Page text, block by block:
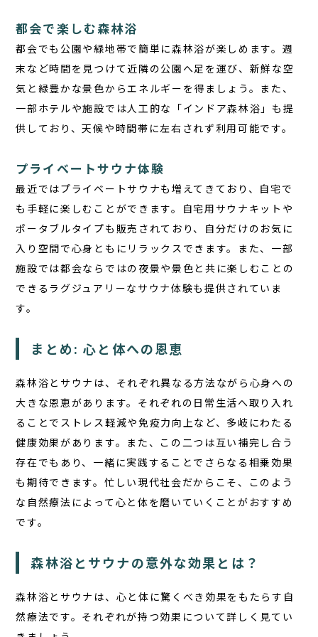
都会で楽しむ森林浴
都会でも公園や緑地帯で簡単に森林浴が楽しめます。週
末など時間を見つけて近隣の公園へ足を運び、新鮮な空
気と緑豊かな景色からエネルギーを得ましょう。また、
一部ホテルや施設では人工的な「インドア森林浴」も提
供しており、天候や時間帯に左右されず利用可能です。
プライベートサウナ体験
最近ではプライベートサウナも増えてきており、自宅で
も手軽に楽しむことができます。自宅用サウナキットや
ポータブルタイプも販売されており、自分だけのお気に
入り空間で心身ともにリラックスできます。また、一部
施設では都会ならではの夜景や景色と共に楽しむことの
できるラグジュアリーなサウナ体験も提供されていま
す。
まとめ: 心と体への恩恵
森林浴とサウナは、それぞれ異なる方法ながら心身への
大きな恩恵があります。それぞれの日常生活へ取り入れ
ることでストレス軽減や免疫力向上など、多岐にわたる
健康効果があります。また、この二つは互い補完し合う
存在でもあり、一緒に実践することでさらなる相乗効果
も期待できます。忙しい現代社会だからこそ、このよう
な自然療法によって心と体を磨いていくことがおすすめ
です。
森林浴とサウナの意外な効果とは？
森林浴とサウナは、心と体に驚くべき効果をもたらす自
然療法です。それぞれが持つ効果について詳しく見てい